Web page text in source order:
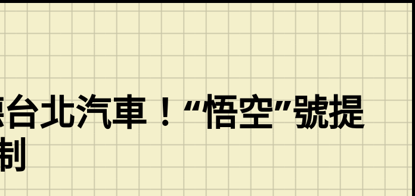
北汽車！“悟空”號提